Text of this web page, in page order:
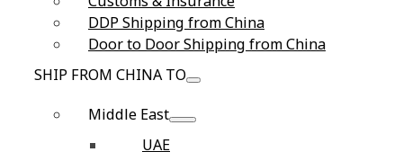
DDP Shipping from China
Door to Door Shipping from China
SHIP FROM CHINA TO
Middle East
UAE